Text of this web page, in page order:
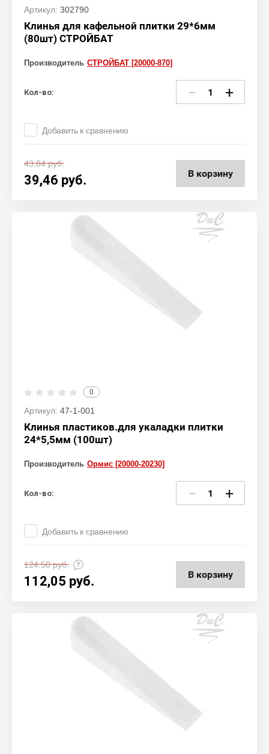
Артикул: 302790
Клинья для кафельной плитки 29*6мм
(80шт) СТРОЙБАТ
Производитель СТРОЙБАТ [20000-870]
Кол-во: − +
Добавить к сравнению
43,84руб.
39,46 руб. В корзину
0
Артикул: 47-1-001
Клинья пластиков.для укаладки плитки
24*5,5мм (100шт)
Производитель Ормис [20000-20230]
Кол-во: − +
Добавить к сравнению
124,50руб.
112,05 руб. В корзину